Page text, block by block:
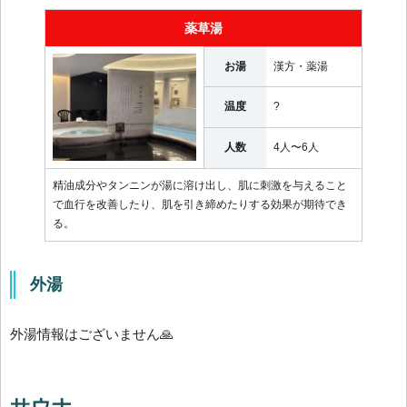
薬草湯
お湯 漢方・薬湯
温度 ?
人数 4人〜6人
精油成分やタンニンが湯に溶け出し、肌に刺激を与えること
で血行を改善したり、肌を引き締めたりする効果が期待でき
る。
外湯
外湯情報はございません🙏